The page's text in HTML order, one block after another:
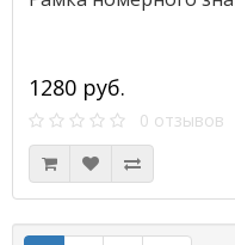
1280 руб.
0 отзывов